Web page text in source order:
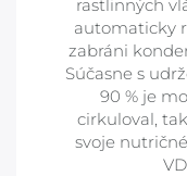
rastlinných
automaticky
zabráni
Súčasne s
90 % je
cirkuloval,
svoje